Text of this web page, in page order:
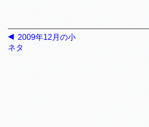
2009年12月の小
ネタ